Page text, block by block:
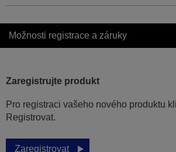
Možnosti registrace a záruky
Zaregistrujte produkt
Pro registraci vašeho nového produktu
Registrovat.
Zaregistrovat